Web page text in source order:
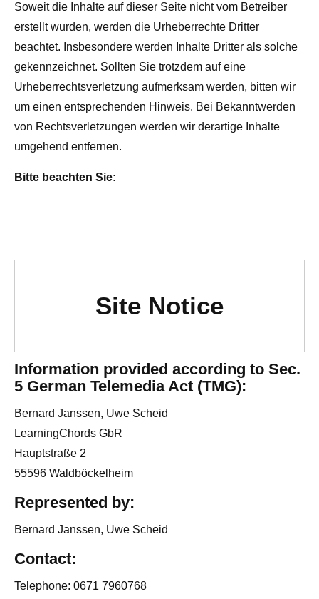
Soweit die Inhalte auf dieser Seite nicht vom Betreiber
erstellt wurden, werden die Urheberrechte Dritter
beachtet. Insbesondere werden Inhalte Dritter als solche
gekennzeichnet. Sollten Sie trotzdem auf eine
Urheberrechtsverletzung aufmerksam werden, bitten wir
um einen entsprechenden Hinweis. Bei Bekanntwerden
von Rechtsverletzungen werden wir derartige Inhalte
umgehend entfernen.
Bitte beachten Sie:
Site Notice
Information provided according to Sec.
5 German Telemedia Act (TMG):
Bernard Janssen, Uwe Scheid
LearningChords GbR
Hauptstraße 2
55596 Waldböckelheim
Represented by:
Bernard Janssen, Uwe Scheid
Contact:
Telephone: 0671 7960768